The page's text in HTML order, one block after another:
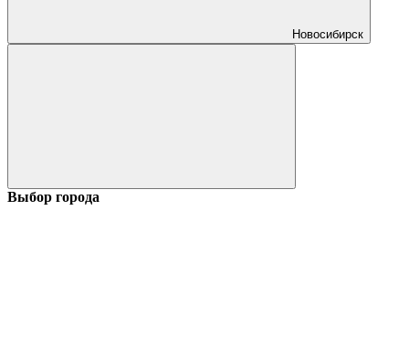
Новосибирск
Выбор города